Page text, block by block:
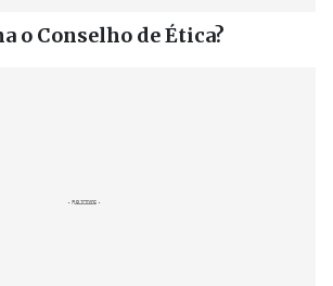
o Conselho de Ética?